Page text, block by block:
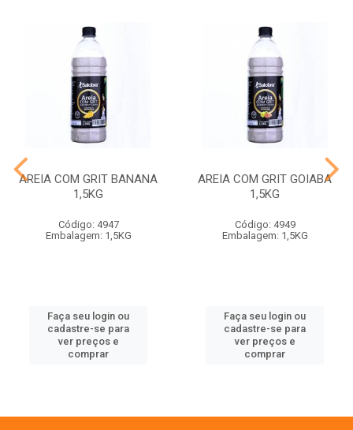
AREIA COM GRIT BANANA
1,5KG
Código: 4947
Embalagem: 1,5KG
Faça seu login ou
cadastre-se para
ver preços e
comprar
AREIA COM GRIT GOIABA
1,5KG
Código: 4949
Embalagem: 1,5KG
Faça seu login ou
cadastre-se para
ver preços e
comprar